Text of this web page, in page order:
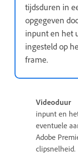
tijdsduren in
opgegeven
inpunt en het
ingesteld op
frame.
Videoduur
inpunt en
eventuele
Adobe
clipsnelheid.